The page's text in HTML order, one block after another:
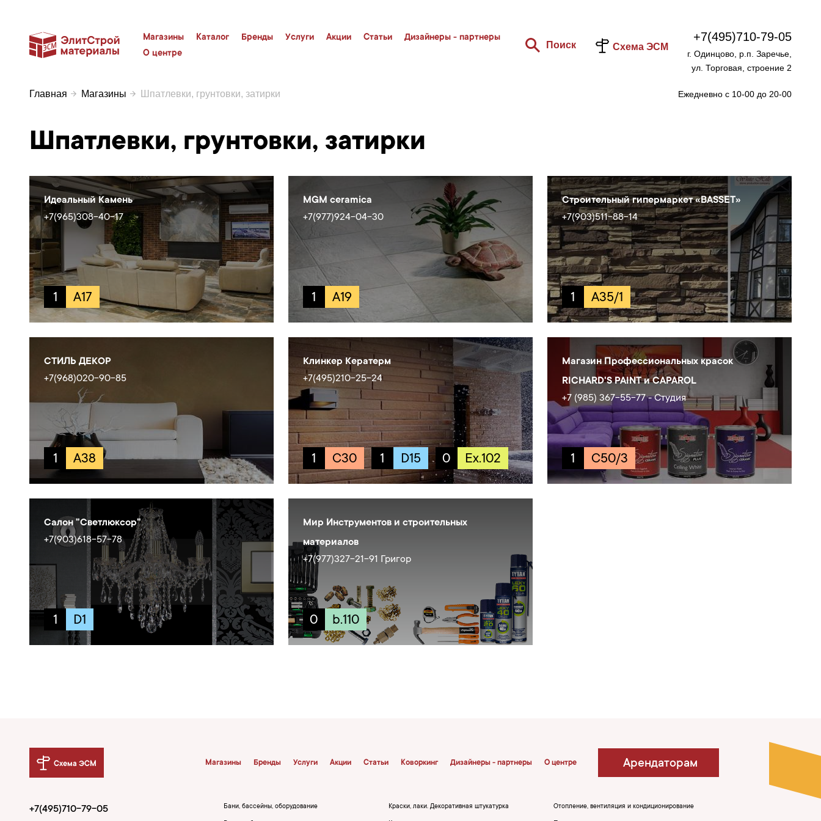
Магазины Каталог Бренды Услуги Акции Статьи
Дизайнеры - партнеры
О центре
Поиск Схема ЭСМ
Главная Магазины Шпатлевки, грунтовки, затирки
+7(495)710-79-05
г. Одинцово, р.п. Заречье,
ул. Торговая, строение 2
Ежедневно с 10-00 до 20-00
Шпатлевки, грунтовки, затирки
Идеальный Камень
+7(965)308-40-17
1 A17
MGM ceramica
+7(977)924-04-30
1 A19
Строительный гипермаркет «BASSET»
+7(903)511-88-14
1 A35/1
СТИЛЬ ДЕКОР
+7(968)020-90-85
1 A38
Клинкер Кератерм
+7(495)210-25-24
1 C30 1 D15 0 Ex.102
Магазин Профессиональных красок
RICHARD'S PAINT и CAPAROL
+7 (985) 367-55-77 - Студия
1 C50/3
Салон "Светлюксор"
+7(903)618-57-78
1 D1
Мир Инструментов и строительных
материалов
+7(977)327-21-91 Григор
0 b.110
Схема ЭСМ
+7(495)710-79-05
Магазины Бренды Услуги Акции Статьи Коворкинг Дизайнеры - партнеры О центре Арендаторам
Бани, бассейны, оборудование Краски, лаки. Декоративная штукатурка Отопление, вентиляция и кондиционирование